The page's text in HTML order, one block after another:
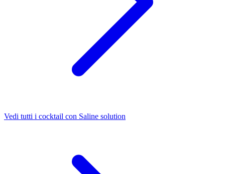
Vedi tutti i cocktail con Saline solution